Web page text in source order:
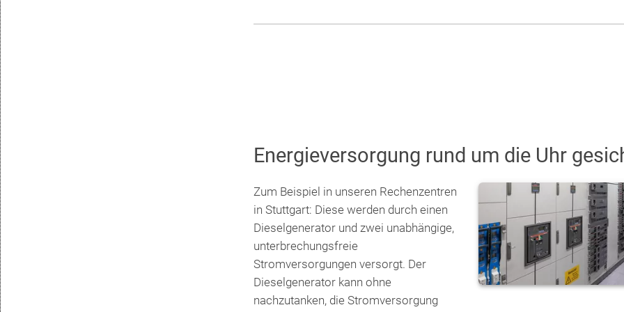
Energieversorgung rund um die Uhr
Zum Beispiel in unseren Rechenzentren
in Stuttgart: Diese werden durch einen
Dieselgenerator und zwei unabhängige,
unterbrechungsfreie
Stromversorgungen versorgt. Der
Dieselgenerator kann ohne
nachzutanken, die Stromversorgung